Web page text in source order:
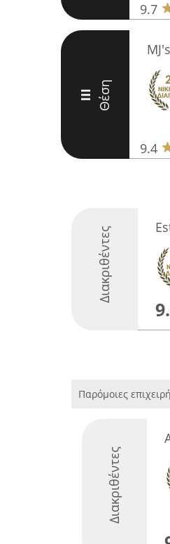
9.7
III Θέση
9.4
Διακριθέντες
Παρόμοιες
Διακριθέντες